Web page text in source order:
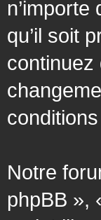
qu’il soit
continuez
Notre
phpBB »,